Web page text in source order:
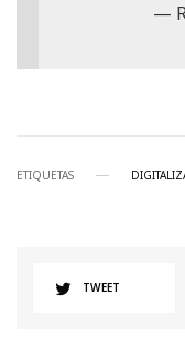
ETIQUETAS
TWEET